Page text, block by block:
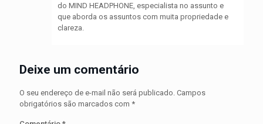
do MIND HEADPHONE, especialista no assunto e
que aborda os assuntos com muita propriedade e
clareza.
Deixe um comentário
O seu endereço de e-mail não será publicado. Campos
obrigatórios são marcados com *